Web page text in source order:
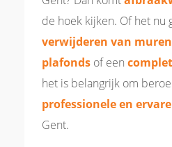
de hoek kijken. Of het nu
verwijderen van
plafonds of een
het is belangrijk om
professionele en
Gent.